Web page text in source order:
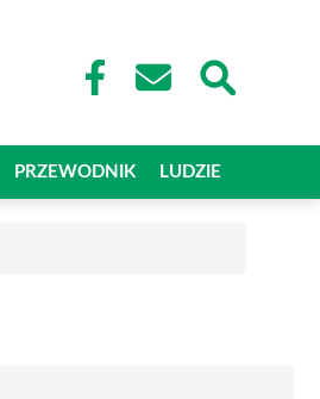
PRZEWODNIK LUDZIE